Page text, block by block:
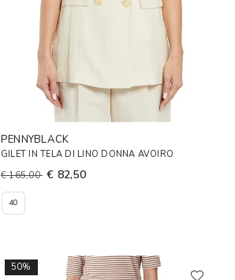
PENNYBLACK
GILET IN TELA DI LINO DONNA AVOIRO
€ 165,00 € 82,50
40
50%